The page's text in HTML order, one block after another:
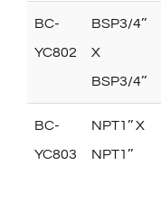
BC-
YC802
BSP3/4’’
X
BSP3/4’’
BC-
YC803
NPT1’’ X
NPT1’’